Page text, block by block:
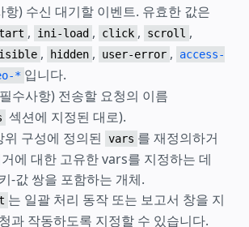
항) 수신 대기할 이벤트. 유효한 값은
, ini-load , click , scroll ,
, hidden , user-error ,
access-
* 입니다.
수사항) 전송할 요청의 이름
섹션에 지정된 대로).
위 구성에 정의된 vars 를 재정의하거
에 대한 고유한 vars를 지정하는 데
-값 쌍을 포함하는 개체.
는 일괄 처리 동작 또는 보고서 창을 지
과 작동하도록 지정할 수 있습니다.